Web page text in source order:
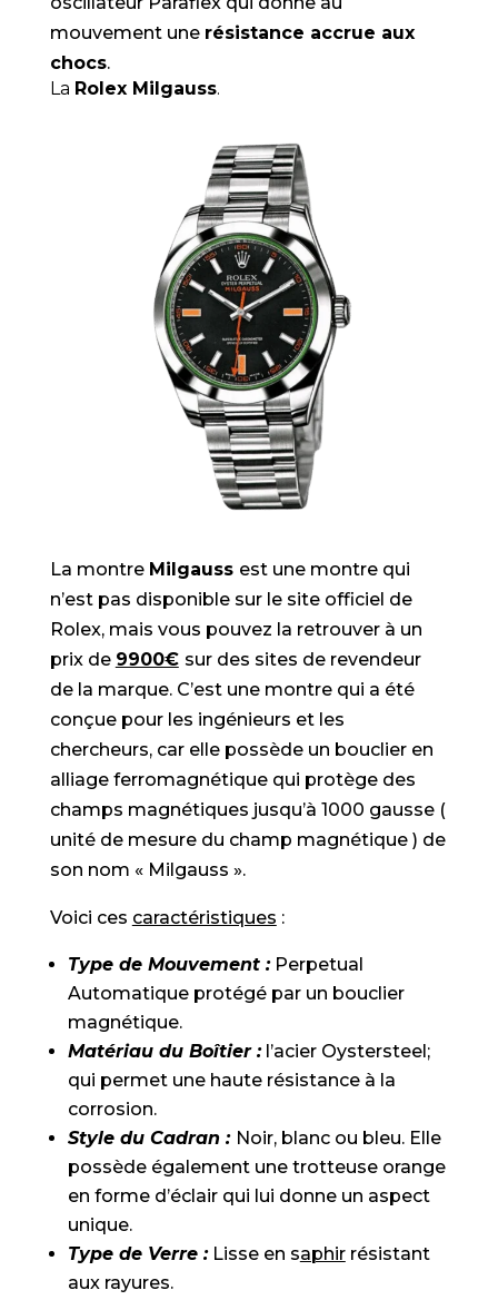
mouvement une résistance accrue aux
chocs.
La Rolex Milgauss.
La montre Milgauss est une montre qui
n’est pas disponible sur le site officiel de
Rolex, mais vous pouvez la retrouver à un
prix de 9900€ sur des sites de revendeur
de la marque. C’est une montre qui a été
conçue pour les ingénieurs et les
chercheurs, car elle possède un bouclier en
alliage ferromagnétique qui protège des
champs magnétiques jusqu’à 1000 gausse (
unité de mesure du champ magnétique ) de
son nom « Milgauss ».
Voici ces caractéristiques :
Type de Mouvement :Perpetual
Automatique protégé par un bouclier
magnétique.
Matériau du Boîtier :l’acier Oystersteel;
qui permet une haute résistance à la
corrosion.
Style du Cadran : Noir, blanc ou bleu. Elle
possède également une trotteuse orange
en forme d’éclair qui lui donne un aspect
unique.
Type de Verre :Lisse en saphirrésistant
aux rayures.